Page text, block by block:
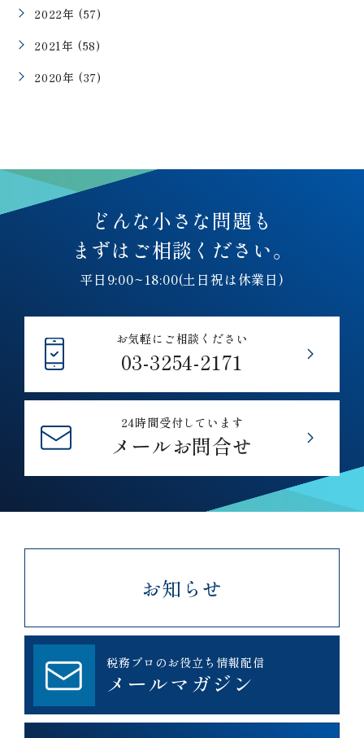
2022年 (57)
2021年 (58)
2020年 (37)
どんな小さな問題も
まずはご相談ください。
平日9:00~18:00(土日祝は休業日)
お気軽にご相談ください
03-3254-2171
24時間受付しています
メールお問合せ
お知らせ
税務プロのお役立ち情報配信
メールマガジン